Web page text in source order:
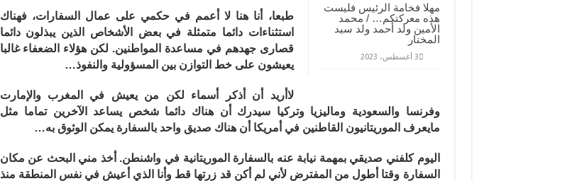
مهلا فخامة الرئيس فليست
هذه معركتكم… / محمد
الأمين ولد أحمد ولد سيد
المختار
3 أغسطس، 2023
طبعا، أنا هنا لا أعمم في حكمي على عمال السفارات، فهناك
استثناءات دائما متمثلة في بعض الأشخاص الذين يبذلون دائما
قصارى جهدهم في مساعدة المواطنين. لكن هؤلاء الضعفاء غالبا
يعيشون على خط التوازن بين المسؤولية والنفوذ…
لاأريد أن أذكر أسماء لكن من يعيش في المغرب والإمارت
وفرنسا والسعودية وماليزيا وتركيا سيدرك أن هناك دائما شخص يساعد الآخرين تماما مثل
مايعرف الموريتانيون القاطنين في أمريكا أن هناك صديق واحد بالسفارة يمكن الوثوق به…
اليوم كلفني صديقي بمهمة نيابة عنه بالسفارة الموريتانية في واشنطن. أخذ مني البحث عن مكان
السفارة وقتا أطول من المفترض لأني لم أكن قد زرتها قط وأنا الذي أعيش في نفس المنطقة منذ